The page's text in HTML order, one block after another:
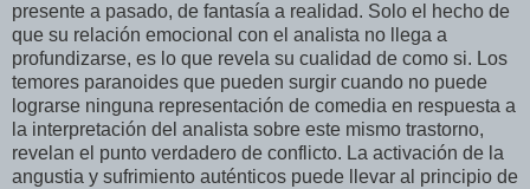
presente a pasado, de fantasía a realidad. Solo el hecho de
que su relación emocional con el analista no llega a
profundizarse, es lo que revela su cualidad de como si. Los
temores paranoides que pueden surgir cuando no puede
lograrse ninguna representación de comedia en respuesta a
la interpretación del analista sobre este mismo trastorno,
revelan el punto verdadero de conflicto. La activación de la
angustia y sufrimiento auténticos puede llevar al principio de